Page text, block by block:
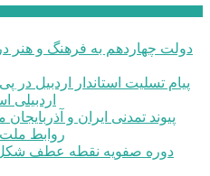
دولت چهاردهم به فرهنگ و هنر
پیام تسلیت استاندار اردبیل
اردبیلی
پیوند تمدنی ایران و
روابط
دوره صفویه نقطه عطف